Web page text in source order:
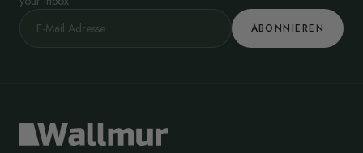
ABONNIEREN